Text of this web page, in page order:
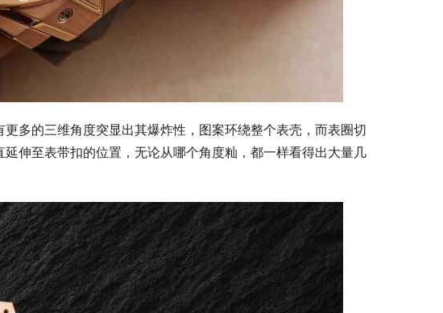
多的三维角度突显出其爆炸性，图案环绕整个表壳，而表圈切
伸至表带扣的位置，无论从哪个角度籼，都一样看得出大量几